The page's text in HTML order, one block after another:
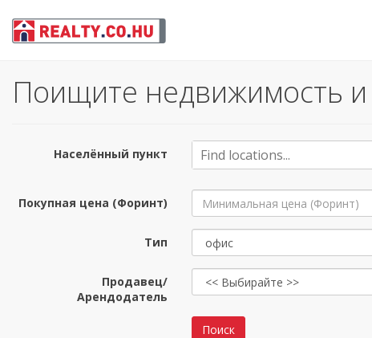
Поищите недвижимость
Населённый пункт
Покупная цена (Форинт)
Тип
Продавец/
Арендодатель
Поиск